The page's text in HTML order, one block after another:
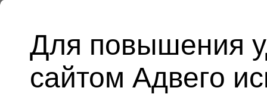
Для повышения
сайтом Адвего